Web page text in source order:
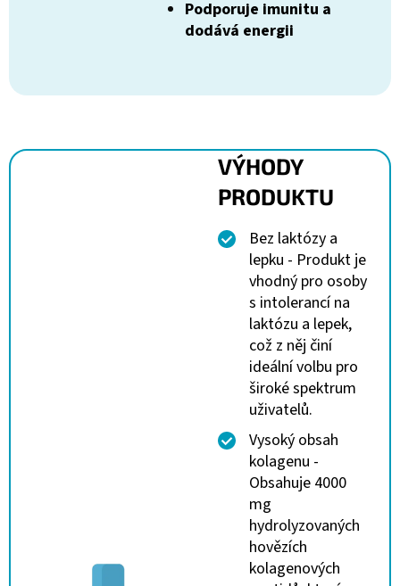
Podporuje imunitu a
dodává energii
VÝHODY
PRODUKTU
Bez laktózy a
lepku - Produkt je
vhodný pro osoby
s intolerancí na
laktózu a lepek,
což z něj činí
ideální volbu pro
široké spektrum
uživatelů.
Vysoký obsah
kolagenu -
Obsahuje 4000
mg
hydrolyzovaných
hovězích
kolagenových